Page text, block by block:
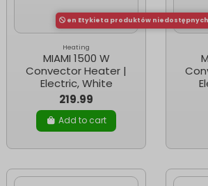
Heating
MIAMI 1500 W
Convector Heater |
Electric, White
219.99
Add to cart
en Etykieta produktów